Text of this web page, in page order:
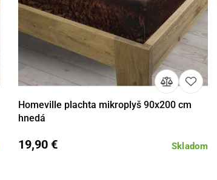
Detail Do košíka
Homeville plachta mikroplyš 90x200 cm
hnedá
Skladom
19,90 €